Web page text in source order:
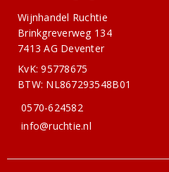
Wijnhandel Ruchtie
Brinkgreverweg 134
7413 AG Deventer
KvK: 95778675
BTW: NL867293548B01
0570-624582
info@ruchtie.nl